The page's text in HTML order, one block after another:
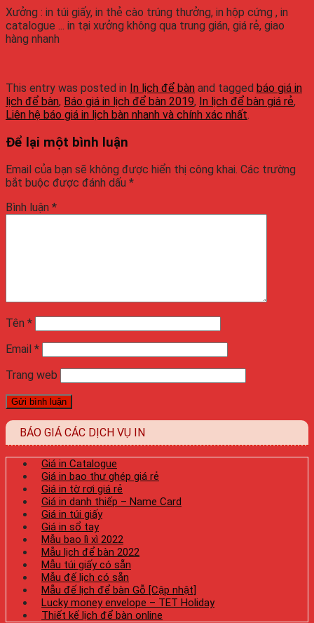
Xưởng : in túi giấy, in thẻ cào trúng thưởng, in hộp cứng , in
catalogue ... in tại xưởng không qua trung gián, giá rẻ, giao
hàng nhanh
This entry was posted in In lịch để bàn and tagged báo giá in
lịch để bàn, Báo giá in lịch để bàn 2019, In lịch để bàn giá rẻ,
Liên hệ báo giá in lịch bàn nhanh và chính xác nhất.
Để lại một bình luận
Email của bạn sẽ không được hiển thị công khai. Các trường
bắt buộc được đánh dấu *
Bình luận *
Tên *
Email *
Trang web
BÁO GIÁ CÁC DỊCH VỤ IN
Giá in Catalogue
Giá in bao thư ghép giá rẻ
Giá in tờ rơi giá rẻ
Giá in danh thiếp – Name Card
Giá in túi giấy
Giá in sổ tay
Mẫu bao lì xì 2022
Mẫu lịch để bàn 2022
Mẫu túi giấy có sẵn
Mẫu đế lịch có sẵn
Mẫu đế lịch để bàn Gỗ [Cập nhật]
Lucky money envelope – TET Holiday
Thiết kế lịch để bàn online